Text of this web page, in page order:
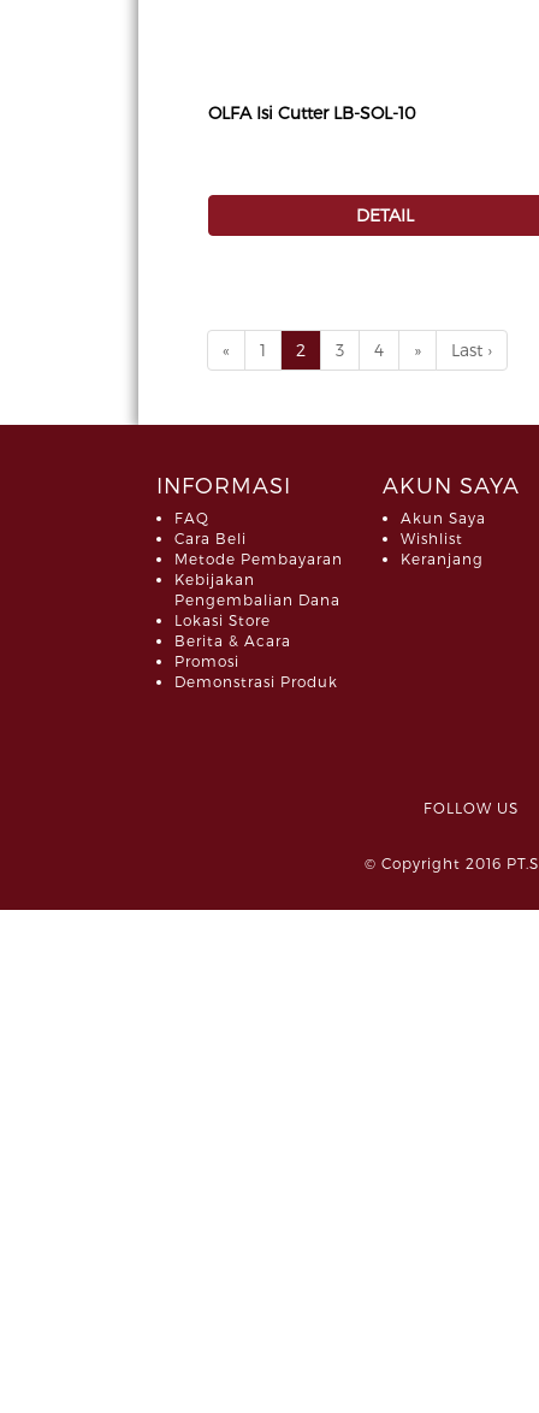
OLFA Isi Cutter LB-SOL-10
DETAIL
« 1 2 3 4 » Last ›
INFORMASI
FAQ
Cara Beli
Metode Pembayaran
Kebijakan
Pengembalian Dana
Lokasi Store
Berita & Acara
Promosi
Demonstrasi Produk
AKUN SAYA
Akun Saya
Wishlist
Keranjang
FOLLOW
© Copyright 2016